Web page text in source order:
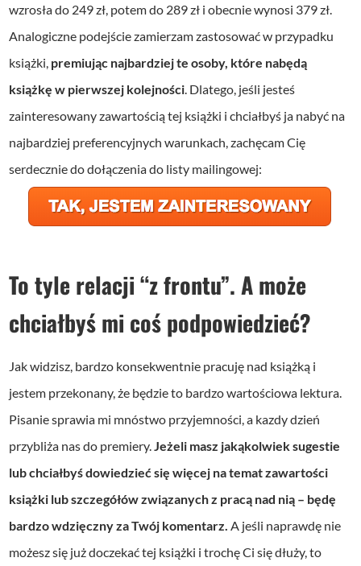
wzrosła do 249 zł, potem do 289 zł i obecnie wynosi 379 zł.
Analogiczne podejście zamierzam zastosować w przypadku
książki, premiując najbardziej te osoby, które nabędą
książkę w pierwszej kolejności . Dlatego, jeśli jesteś
zainteresowany zawartością tej książki i chciałbyś ja nabyć na
najbardziej preferencyjnych warunkach, zachęcam Cię
serdecznie do dołączenia do listy mailingowej:
To tyle relacji “z frontu”. A może
chciałbyś mi coś podpowiedzieć?
Jak widzisz, bardzo konsekwentnie pracuję nad książką i
jestem przekonany, że będzie to bardzo wartościowa lektura.
Pisanie sprawia mi mnóstwo przyjemności, a kazdy dzień
przybliża nas do premiery. Jeżeli masz jakąkolwiek sugestie
lub chciałbyś dowiedzieć się więcej na temat zawartości
książki lub szczegółów związanych z pracą nad nią – będę
bardzo wdzięczny za Twój komentarz. A jeśli naprawdę nie
możesz się już doczekać tej książki i trochę Ci się dłuży, to